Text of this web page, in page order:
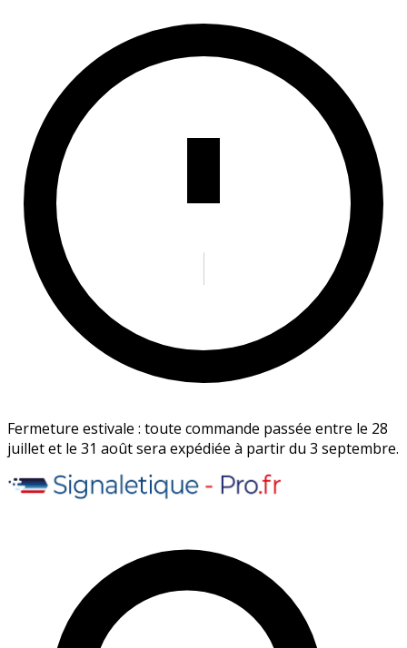
Fermeture estivale : toute commande passée entre le 28
juillet et le 31 août sera expédiée à partir du 3 septembre.